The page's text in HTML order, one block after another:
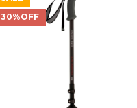
30%OFF